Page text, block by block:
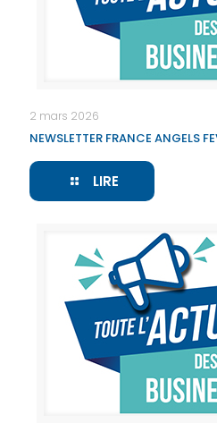
2 mars 2026
NEWSLETTER FRANCE ANGELS
LIRE